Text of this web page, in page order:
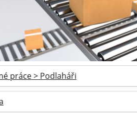
práce > Podlaháři